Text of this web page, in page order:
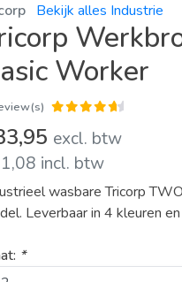
Bekijk alles Industrie
Worker
excl. btw
incl. btw
wasbare Tricorp
Leverbaar in 4 kleuren
*